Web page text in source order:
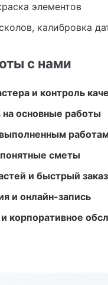
элементов
калибровка
с нами
и контроль
основные работы
сметы
и быстрый
и онлайн-запись
корпоративное